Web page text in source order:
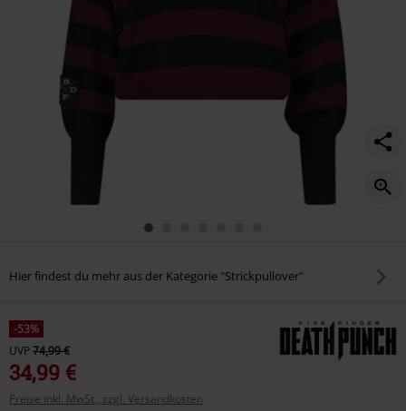
Hier findest du mehr aus der Kategorie "Strickpullover"
-53%
UVP74,99 €
34,99 €
Preise inkl. MwSt., zzgl. Versandkosten